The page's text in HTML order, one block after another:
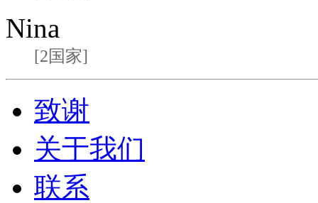
Nina
[2国家]
致谢
关于我们
联系